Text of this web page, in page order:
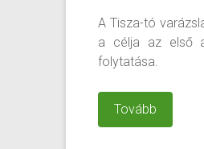
A Tisza-tó
a célja az első
folytatása.
Tovább